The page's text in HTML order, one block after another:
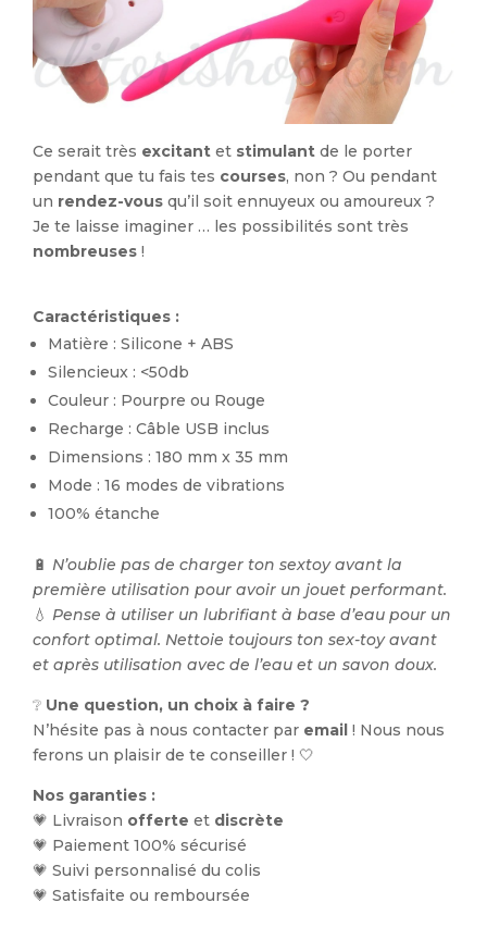
Ce serait très excitant et stimulant de le porter
pendant que tu fais tes courses, non ? Ou pendant
un rendez-vous qu’il soit ennuyeux ou amoureux ?
Je te laisse imaginer … les possibilités sont très
nombreuses !
Caractéristiques :
Matière : Silicone + ABS
Silencieux : <50db
Couleur : Pourpre ou Rouge
Recharge : Câble USB inclus
Dimensions : 180 mm x 35 mm
Mode : 16 modes de vibrations
100% étanche
🔋 N’oublie pas de charger ton sextoy avant la
première utilisation pour avoir un jouet performant.
💧 Pense à utiliser un lubrifiant à base d’eau pour un
confort optimal. Nettoie toujours ton sex-toy avant
et après utilisation avec de l’eau et un savon doux.
❔ Une question, un choix à faire ?
N’hésite pas à nous contacter par email ! Nous nous
ferons un plaisir de te conseiller ! 🤍
Nos garanties :
💗 Livraison offerte et discrète
💗 Paiement 100% sécurisé
💗 Suivi personnalisé du colis
💗 Satisfaite ou remboursée